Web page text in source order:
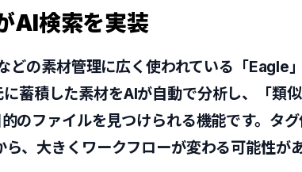
AI検索を実装
の素材管理に広く使われている「Eagle」
蓄積した素材をAIが自動で分析し、「類
のファイルを見つけられる機能です。タ
、大きくワークフローが変わる可能性が